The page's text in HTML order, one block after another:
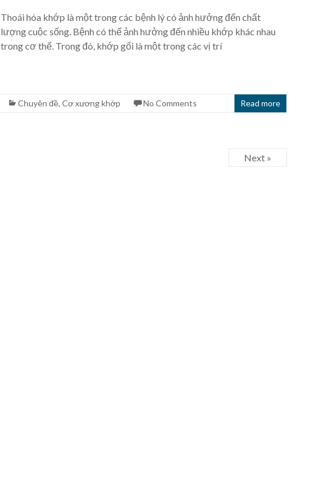
Thoái hóa khớp là một trong các bệnh lý có ảnh hưởng đến chất
lượng cuộc sống. Bệnh có thể ảnh hưởng đến nhiều khớp khác nhau
trong cơ thể. Trong đó, khớp gối là một trong các vị trí
Chuyên đề, Cơ xương khớp No Comments Read more
Next »